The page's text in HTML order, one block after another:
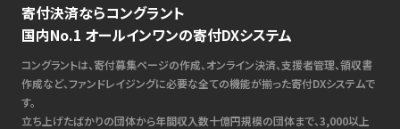
寄付決済ならコングラント
国内No.1 オールインワンの寄付DXシステム
コングラントは、寄付募集ページの作成、オンライン決済、支援者管理、領収書
作成など、ファンドレイジングに必要な全ての機能が揃った寄付DXシステムで
す。
立ち上げたばかりの団体から年間収入数十億円規模の団体まで、3,000以上